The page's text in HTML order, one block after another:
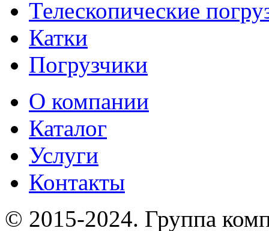
Телескопические
Катки
Погрузчики
О компании
Каталог
Услуги
Контакты
© 2015-2024. Группа